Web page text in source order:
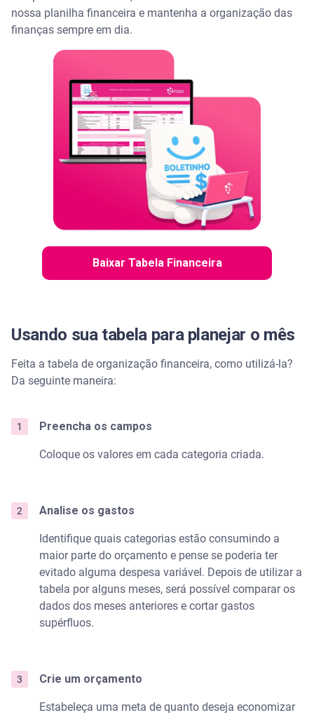
nossa planilha financeira e mantenha a organização das
finanças sempre em dia.
Baixar Tabela Financeira
Usando sua tabela para planejar o mês
Feita a tabela de organização financeira, como utilizá-la?
Da seguinte maneira:
Preencha os campos
Coloque os valores em cada categoria criada.
Analise os gastos
Identifique quais categorias estão consumindo a
maior parte do orçamento e pense se poderia ter
evitado alguma despesa variável. Depois de utilizar a
tabela por alguns meses, será possível comparar os
dados dos meses anteriores e cortar gastos
supérfluos.
Crie um orçamento
Estabeleça uma meta de quanto deseja economizar